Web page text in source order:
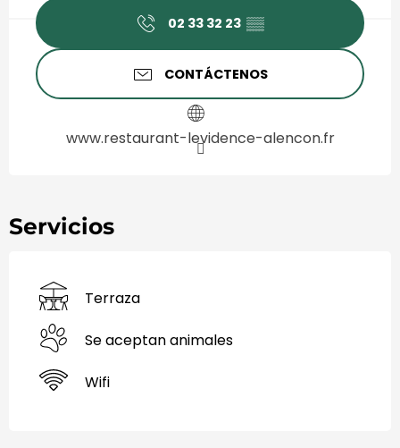
02 33 32 23 ▒▒
CONTÁCTENOS
www.restaurant-levidence-alencon.fr
Servicios
Terraza
Se aceptan animales
Wifi